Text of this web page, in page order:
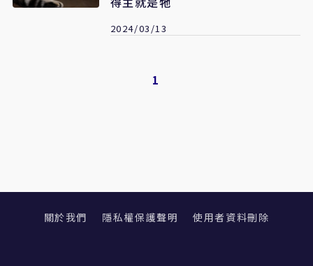
2024/03/13
1
關於我們 隱私權保護聲明 使用者資料刪除